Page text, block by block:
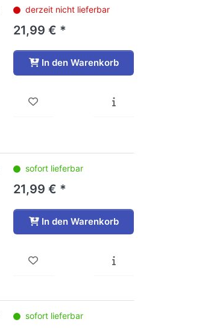
derzeit nicht lieferbar
21,99 € *
In den Warenkorb
sofort lieferbar
21,99 € *
In den Warenkorb
sofort lieferbar